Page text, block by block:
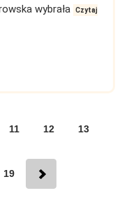
wybrała
Czytaj
11 12 13
19